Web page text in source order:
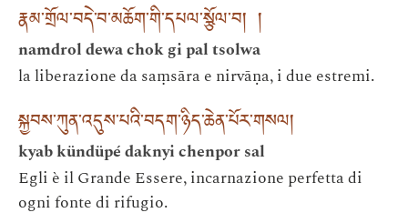
རྣམ་གྲོལ་བདེ་བ་མཆོག་གི་དཔལ་སྩོལ་བ། །
namdrol dewa chok gi pal tsolwa
la liberazione da saṃsāra e nirvāṇa, i due estremi.
སྐྱབས་ཀུན་འདུས་པའི་བདག་ཉིད་ཆེན་པོར་གསལ།
kyab kündüpé daknyi chenpor sal
Egli è il Grande Essere, incarnazione perfetta di
ogni fonte di rifugio.